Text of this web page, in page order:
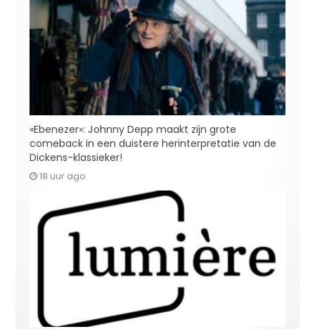
«Ebenezer»: Johnny Depp maakt zijn grote
comeback in een duistere herinterpretatie van de
Dickens-klassieker!
18 uur ago